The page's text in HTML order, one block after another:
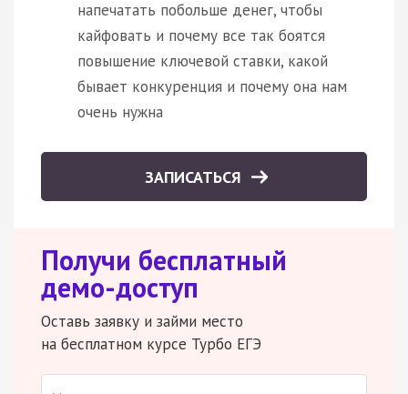
напечатать побольше денег, чтобы
кайфовать и почему все так боятся
повышение ключевой ставки, какой
бывает конкуренция и почему она нам
очень нужна
ЗАПИСАТЬСЯ
Получи бесплатный
демо-доступ
Оставь заявку и займи место
на бесплатном курсе Турбо ЕГЭ